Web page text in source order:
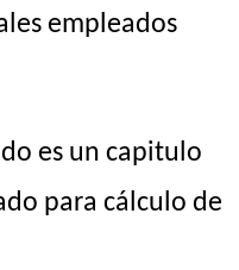
empleados
es un capitulo
para cálculo de